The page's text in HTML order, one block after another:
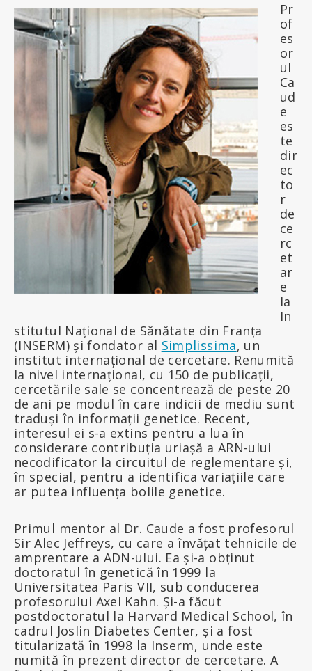
Pr
of
es
or
ul
Ca
ud
e
es
te
dir
ec
to
r
de
ce
rc
et
ar
e
la
In
stitutul Național de Sănătate din Franța
(INSERM) și fondator al Simplissima, un
institut internațional de cercetare. Renumită
la nivel internațional, cu 150 de publicații,
cercetările sale se concentrează de peste 20
de ani pe modul în care indicii de mediu sunt
traduși în informații genetice. Recent,
interesul ei s-a extins pentru a lua în
considerare contribuția uriașă a ARN-ului
necodificator la circuitul de reglementare și,
în special, pentru a identifica variațiile care
ar putea influența bolile genetice.
Primul mentor al Dr. Caude a fost profesorul
Sir Alec Jeffreys, cu care a învățat tehnicile de
amprentare a ADN-ului. Ea și-a obținut
doctoratul în genetică în 1999 la
Universitatea Paris VII, sub conducerea
profesorului Axel Kahn. Și-a făcut
postdoctoratul la Harvard Medical School, în
cadrul Joslin Diabetes Center, și a fost
titularizată în 1998 la Inserm, unde este
numită în prezent director de cercetare. A